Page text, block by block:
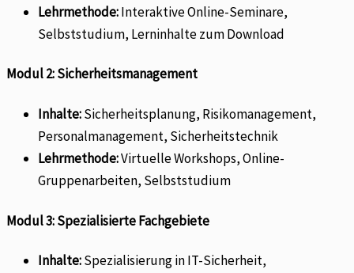
Lehrmethode:Interaktive Online-Seminare,
Selbststudium, Lerninhalte zum Download
Modul 2: Sicherheitsmanagement
Inhalte:Sicherheitsplanung, Risikomanagement,
Personalmanagement, Sicherheitstechnik
Lehrmethode:Virtuelle Workshops, Online-
Gruppenarbeiten, Selbststudium
Modul 3: Spezialisierte Fachgebiete
Inhalte:Spezialisierung in IT-Sicherheit,